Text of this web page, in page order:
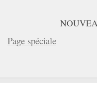
Page spéciale